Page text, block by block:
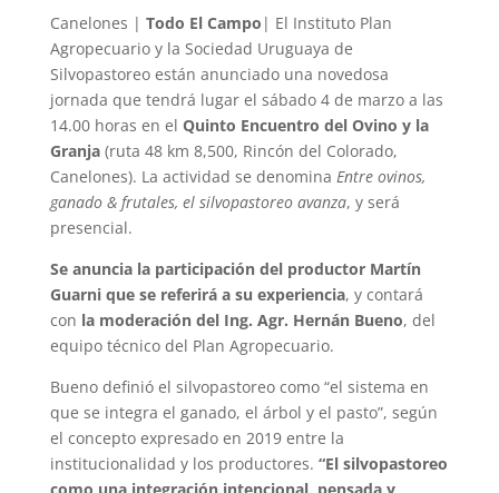
Canelones | Todo El Campo | El Instituto Plan
Agropecuario y la Sociedad Uruguaya de
Silvopastoreo están anunciado una novedosa
jornada que tendrá lugar el sábado 4 de marzo a las
14.00 horas en el Quinto Encuentro del Ovino y la
Granja(ruta 48 km 8,500, Rincón del Colorado,
Canelones). La actividad se denomina Entre ovinos,
ganado & frutales, el silvopastoreo avanza, y será
presencial.
Se anuncia la participación del productor Martín
Guarni que se referirá a su experiencia, y contará
con la moderación del Ing. Agr. Hernán Bueno, del
equipo técnico del Plan Agropecuario.
Bueno definió el silvopastoreo como “el sistema en
que se integra el ganado, el árbol y el pasto”, según
el concepto expresado en 2019 entre la
institucionalidad y los productores. “El silvopastoreo